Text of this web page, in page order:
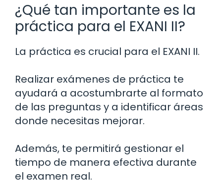
¿Qué tan importante es la
práctica para el EXANI II?
La práctica es crucial para el EXANI II.
Realizar exámenes de práctica te
ayudará a acostumbrarte al formato
de las preguntas y a identificar áreas
donde necesitas mejorar.
Además, te permitirá gestionar el
tiempo de manera efectiva durante
el examen real.